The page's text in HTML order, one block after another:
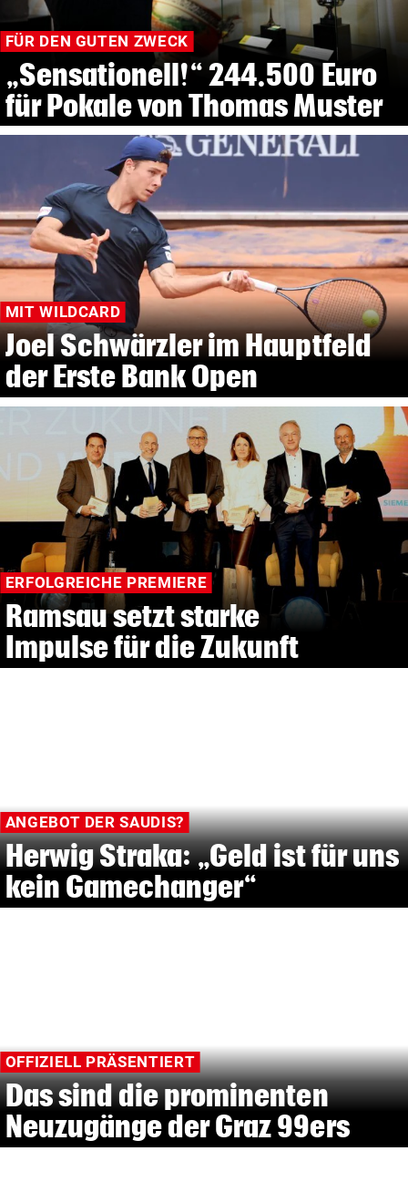
FÜR DEN GUTEN ZWECK
„Sensationell!“ 244.500 Euro
für Pokale von Thomas Muster
MIT WILDCARD
Joel Schwärzler im Hauptfeld
der Erste Bank Open
ERFOLGREICHE PREMIERE
Ramsau setzt starke
Impulse für die Zukunft
ANGEBOT DER SAUDIS?
Herwig Straka: „Geld ist für uns
kein Gamechanger“
OFFIZIELL PRÄSENTIERT
Das sind die prominenten
Neuzugänge der Graz 99ers